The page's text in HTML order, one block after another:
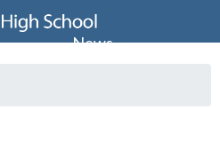
navigation
News